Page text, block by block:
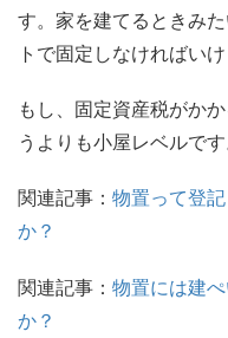
す。家を建てるときみ
トで固定しなければいけ
もし、固定資産税がか
うよりも小屋レベルです
関連記事： 物置って登
か？
関連記事： 物置には建
か？